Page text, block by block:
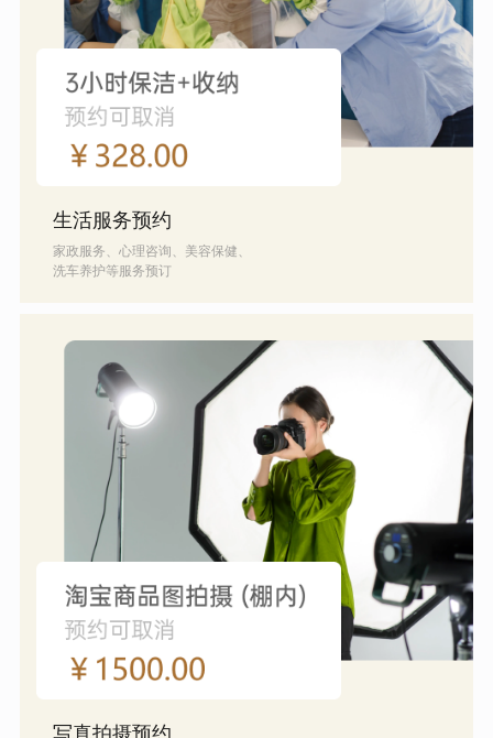
生活服务预约
家政服务、心理咨询、美容保健、
洗车养护等服务预订
写真拍摄预约